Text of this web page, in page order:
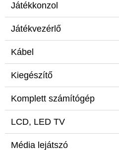
Játékkonzol
Játékvezérlő
Kábel
Kiegészítő
Komplett számítógép
LCD, LED TV
Média lejátszó